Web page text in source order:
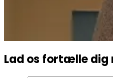
Lad os fortælle dig